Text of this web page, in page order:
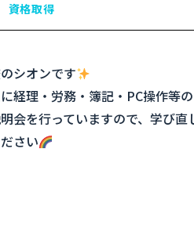
資格取得
シオンです
経理・労務・簿記・PC操作等
会を行っていますので、学び
さい